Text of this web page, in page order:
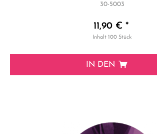
30-5003
11,90 € *
Inhalt100 Stück
IN DEN